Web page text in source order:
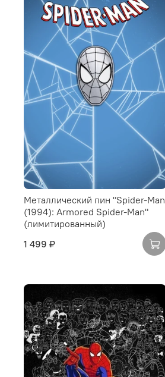
Металлический пин "Spider-Man
(1994): Armored Spider-Man"
(лимитированный)
1 499 ₽